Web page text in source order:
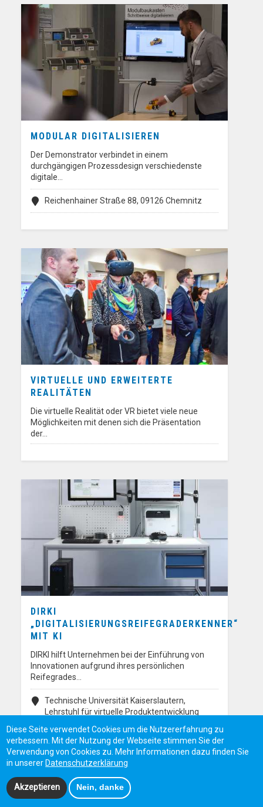
MODULAR DIGITALISIEREN
Der Demonstrator verbindet in einem
durchgängigen Prozessdesign verschiedenste
digitale…
Reichenhainer Straße 88, 09126 Chemnitz
VIRTUELLE UND ERWEITERTE
REALITÄTEN
Die virtuelle Realität oder VR bietet viele neue
Möglichkeiten mit denen sich die Präsentation
der…
DIRKI
„DIGITALISIERUNGSREIFEGRADERKENNER“
MIT KI
DIRKI hilft Unternehmen bei der Einführung von
Innovationen aufgrund ihres persönlichen
Reifegrades…
Technische Universität Kaiserslautern,
Lehrstuhl für virtuelle Produktentwicklung
Kaiserslautern
Diese Seite verwendet Cookies um die Nutzererfahrung zu
verbessern. Mit der Nutzung der Webseite stimmen Sie der
Verwendung von Cookies zu. Mehr Informationen dazu finden Sie
in unserer Datenschutzerklärung
Akzeptieren Nein, danke